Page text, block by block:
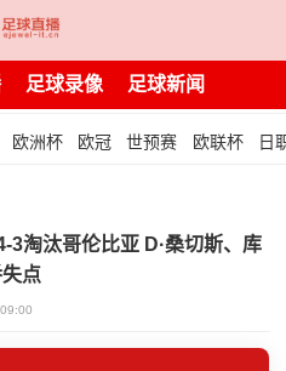
足球录像 足球新闻
欧洲杯 欧冠 世预赛 欧联杯 日
3淘汰哥伦比亚 D·桑切斯、库
点